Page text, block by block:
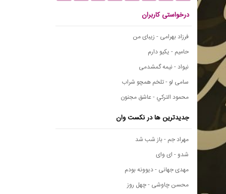
درخواستی کاربران
فرزاد بهرامی - زیبای من
حامیم - یکیو دارم
نیواد - نیمه گمشدمی
سامی لو - تلخم همچو شراب
محمود التركي - عاشق مجنون
جدیدترین ها در نکست وان
مهراد جم - باز شب شد
شدو - ای وای
مهدی جهانی - دیوونه بودم
محسن چاوشی - چهل روز